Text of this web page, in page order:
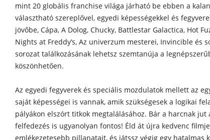
mint 20 globális franchise világa járható be ebben a
választható szereplővel, egyedi képességekkel és
jövőbe, Cápa, A Dolog, Chucky, Battlestar Galactica, Hot
Nights at Freddy’s, Az univerzum mesterei, Invincible és
sorozat találkozásának lehetsz szemtanúja a
köszönhetően.
Az egyedi fegyverek és speciális mozdulatok mellett az
saját képességei is vannak, amik szükségesek a logikai
pályákon elszórt titkok megtalálásához. Bár a harcnak jut
felfedezés is ugyanolyan fontos! Éld át újra kedvenc
emlékezetesebb pillanatait, és játssz végig egy hatalmas